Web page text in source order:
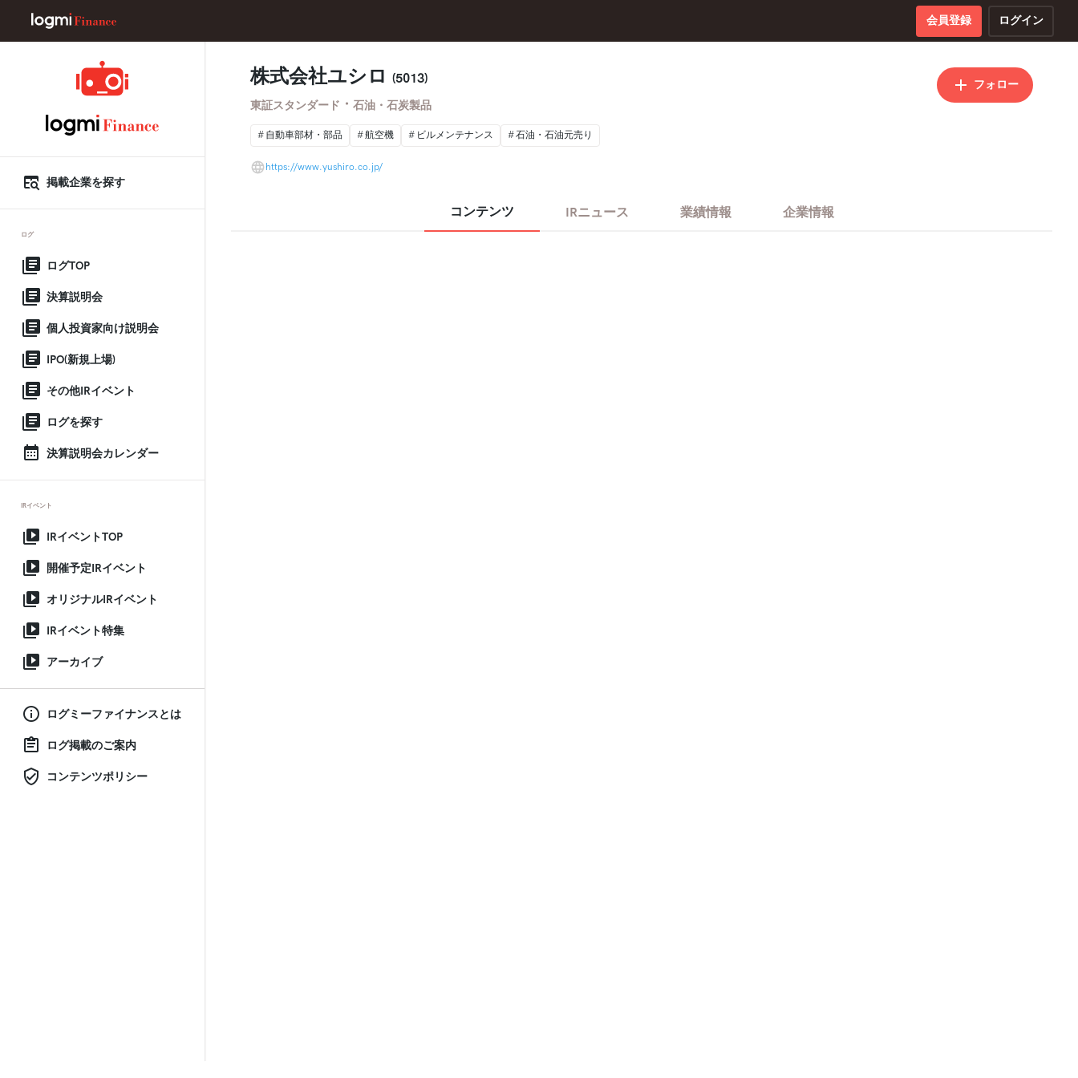
会員登録 ログイン
掲載企業を探す
ログ
ログTOP
決算説明会
個人投資家向け説明会
IPO(新規上場)
その他IRイベント
ログを探す
決算説明会カレンダー
IRイベント
IRイベントTOP
開催予定IRイベント
オリジナルIRイベント
IRイベント特集
アーカイブ
ログミーファイナンスとは
ログ掲載のご案内
コンテンツポリシー
株式会社ユシロ (5013)
東証スタンダード ・ 石油・石炭製品
フォロー
自動車部材・部品 航空機 ビルメンテナンス 石油・石油元売り
https://www.yushiro.co.jp/
コンテンツ IRニュース 業績情報 企業情報